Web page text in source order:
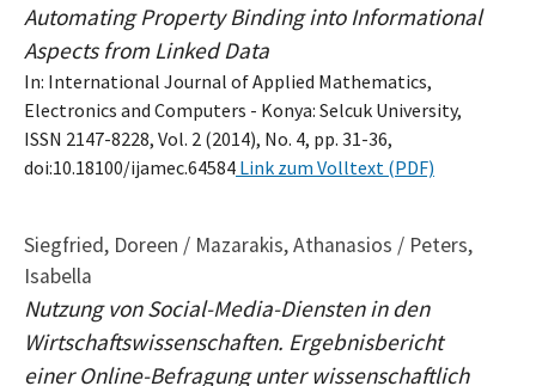
Automating Property Binding into Informational
Aspects from Linked Data
In: International Journal of Applied Mathematics,
Electronics and Computers - Konya: Selcuk University,
ISSN 2147-8228, Vol. 2 (2014), No. 4, pp. 31-36,
doi:10.18100/ijamec.64584 Link zum Volltext (PDF)
Siegfried, Doreen / Mazarakis, Athanasios / Peters,
Isabella
Nutzung von Social-Media-Diensten in den
Wirtschaftswissenschaften. Ergebnisbericht
einer Online-Befragung unter wissenschaftlich